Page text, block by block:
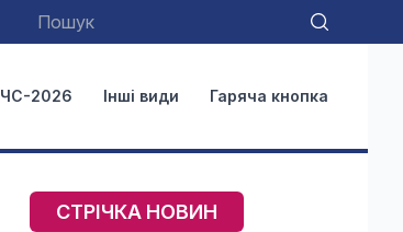
ЧС-2026 Інші види Гаряча кнопка
СТРІЧКА НОВИН